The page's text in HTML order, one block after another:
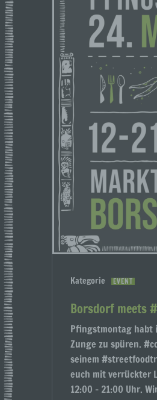
Kategorie EVENT
Borsdorf meets
Pfingstmontag habt
Zunge zu spüren.
seinem
euch mit verrückter
12:00 – 21:00 Uhr.